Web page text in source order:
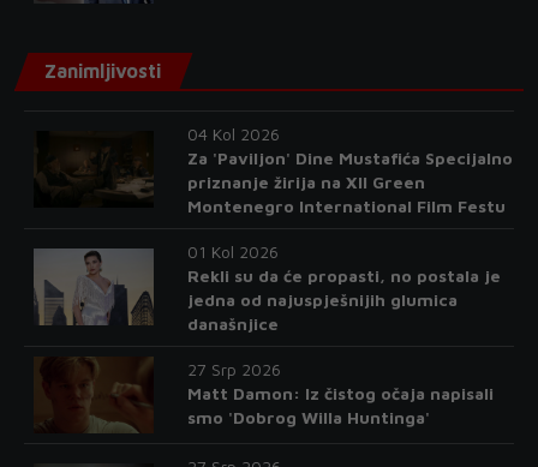
Zanimljivosti
04 Kol 2026
Za 'Paviljon' Dine Mustafića Specijalno
priznanje žirija na XII Green
Montenegro International Film Festu
01 Kol 2026
Rekli su da će propasti, no postala je
jedna od najuspješnijih glumica
današnjice
27 Srp 2026
Matt Damon: Iz čistog očaja napisali
smo 'Dobrog Willa Huntinga'